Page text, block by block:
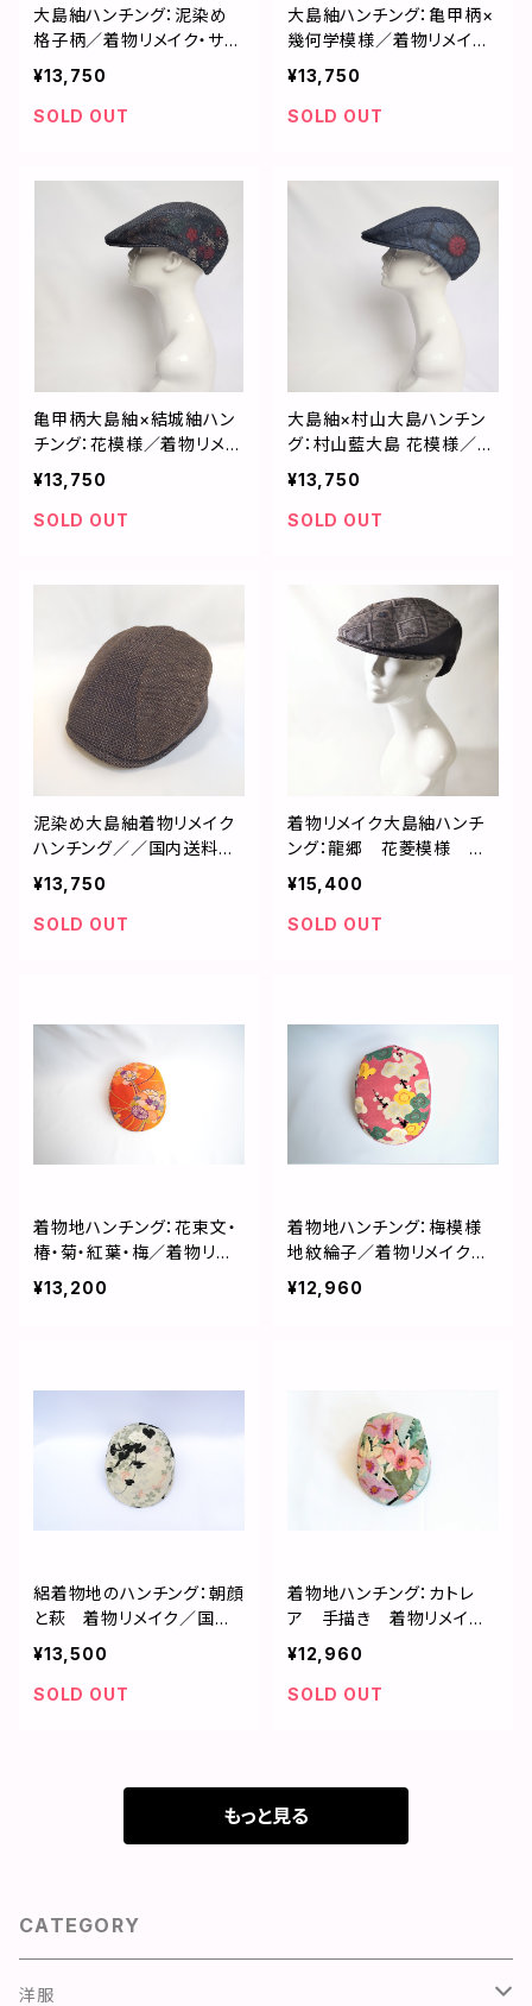
大島紬ハンチング：泥染め
格子柄／着物リメイク・サイ
ズ直し無料・国内送料無料
／2202h04
¥13,750
SOLD OUT
大島紬ハンチング：亀甲柄×
幾何学模様／着物リメイク・
サイズ直し無料・国内送料
無料／2202h03
¥13,750
SOLD OUT
亀甲柄大島紬×結城紬ハン
チング：花模様／着物リメイ
ク・サイズ直し無料・国内送
料無料／2202h02
¥13,750
SOLD OUT
大島紬×村山大島ハンチン
グ：村山藍大島 花模様／着
物リメイク・サイズ直し無
料・国内送料無料／2202h
01
¥13,750
SOLD OUT
泥染め大島紬着物リメイク
ハンチング／／国内送料無
料／２営業日以内発送／21
12h02
¥13,750
SOLD OUT
着物リメイク大島紬ハンチ
ング：龍郷 花菱模様 泥
染め アンティーク着物
国内送料無料 サイズ直し無
料/2109h03
¥15,400
SOLD OUT
着物地ハンチング：花束文・
椿・菊・紅葉・梅／着物リメ
イク／国内送料無料／２営
業日以内発送 2001h04
¥13,200
着物地ハンチング：梅模様
地紋綸子／着物リメイク／
国内送料無料／２営業日以
内発送 1906h20
¥12,960
絽着物地のハンチング：朝顔
と萩 着物リメイク／国内
送料無料／２営業日以内発
送 1905h006
¥13,500
SOLD OUT
着物地ハンチング：カトレ
ア 手描き 着物リメイ
ク 国内送料無料 1901h
¥12,960
SOLD OUT
もっと見る
CATEGORY
洋服